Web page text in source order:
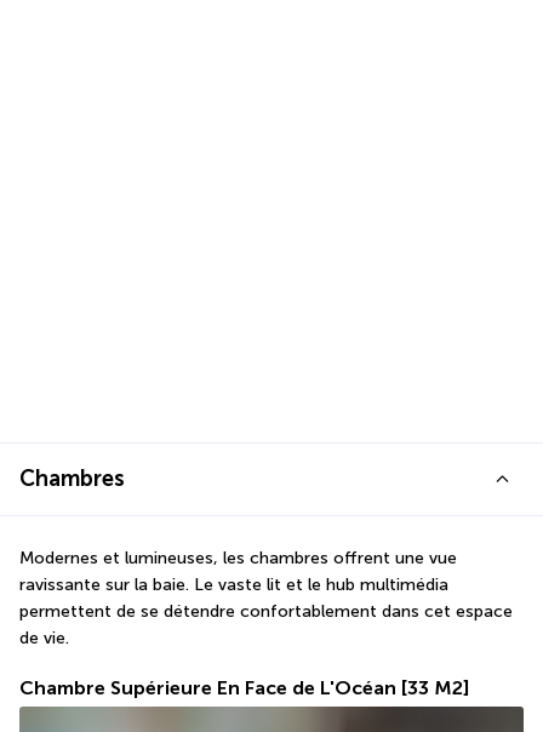
Chambres
Modernes et lumineuses, les chambres offrent une vue
ravissante sur la baie. Le vaste lit et le hub multimédia
permettent de se détendre confortablement dans cet espace
de vie.
Chambre Supérieure En Face de L'Océan [33 M2]